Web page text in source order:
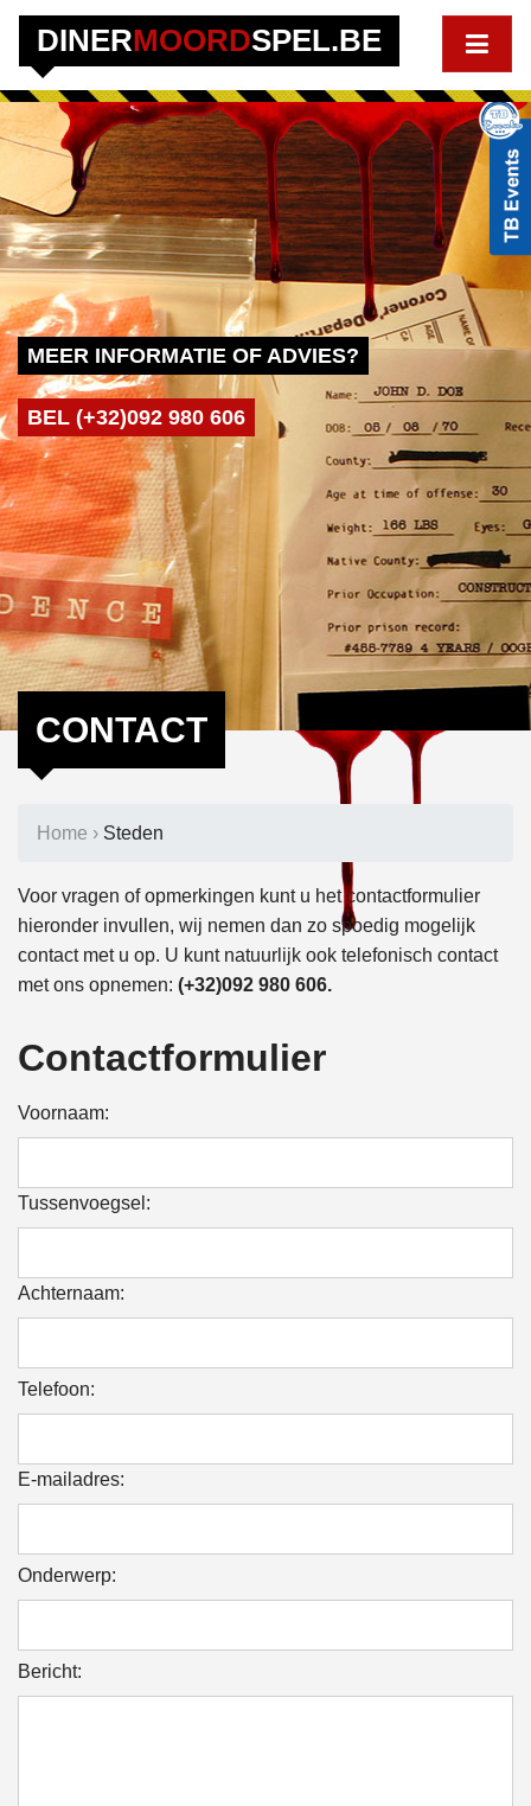
DINERMOORDSPEL.BE
MEER INFORMATIE OF ADVIES?
BEL (+32)092 980 606
CONTACT
Home › Steden
Voor vragen of opmerkingen kunt u het contactformulier
hieronder invullen, wij nemen dan zo spoedig mogelijk
contact met u op. U kunt natuurlijk ook telefonisch contact
met ons opnemen: (+32)092 980 606.
Contactformulier
Voornaam:
Tussenvoegsel:
Achternaam:
Telefoon:
E-mailadres:
Onderwerp:
Bericht: